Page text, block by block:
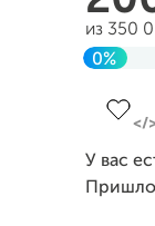
из 350
0%
У вас